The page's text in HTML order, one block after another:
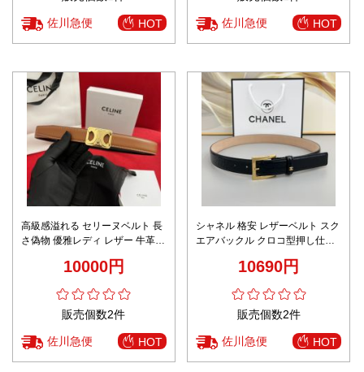
佐川急便 HOT 佐川急便 HOT
高級感溢れる セリーヌベルト 長
さ偽物 優雅レディ レザー 牛革
10000円
販売個数2件
佐川急便 HOT
シャネル 格安 レザーベルト スク
エアバックル クロコ型押し仕上
10690円
販売個数2件
佐川急便 HOT